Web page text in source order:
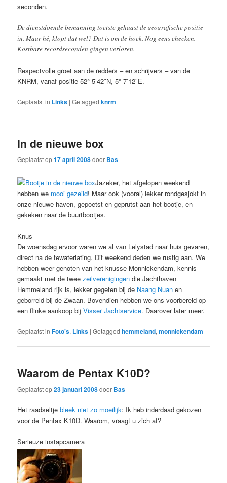
seconden.
De dienstdoende bemanning toetste gehaast de geografische positie
in. Maar hé, klopt dat wel? Dat is om de hoek. Nog eens checken.
Kostbare recordseconden gingen verloren.
Respectvolle groet aan de redders – en schrijvers – van de
KNRM, vanaf positie 52° 5’42″N, 5° 7’12″E.
Geplaatst in Links |Getagged knrm
In de nieuwe box
Geplaatst op17 april 2008door Bas
Jazeker, het afgelopen weekend
hebben we mooi gezeild! Maar ook (vooral) lekker rondgesjokt in
onze nieuwe haven, gepoetst en geprutst aan het bootje, en
gekeken naar de buurtbootjes.
Knus
De woensdag ervoor waren we al van Lelystad naar huis gevaren,
direct na de tewaterlating. Dit weekend deden we rustig aan. We
hebben weer genoten van het knusse Monnickendam, kennis
gemaakt met de tweezeilverenigingen die Jachthaven
Hemmeland rijk is, lekker gegeten bij de Naang Nuan en
geborreld bij de Zwaan. Bovendien hebben we ons voorbereid op
een flinke aankoop bijVisser Jachtservice. Daarover later meer.
Geplaatst in Foto's, Links |Getagged hemmeland,monnickendam
Waarom de Pentax K10D?
Geplaatst op23 januari 2008door Bas
Het raadseltjebleek niet zo moeilijk: Ik heb inderdaad gekozen
voor de Pentax K10D. Waarom, vraagt u zich af?
Serieuze instapcamera